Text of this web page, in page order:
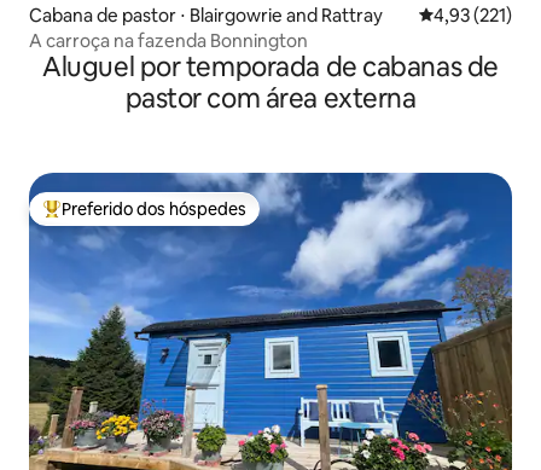
Cabana de pastor ⋅ Blairgowrie and Rattray 4,93 de uma
4,93 (221)
A carroça na fazenda Bonnington
Aluguel por temporada de cabanas de
pastor com área externa
Entre os melhores preferidos dos hóspedes
Preferido dos hóspedes